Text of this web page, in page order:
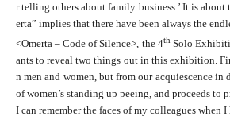
r telling others about family business.’ It is
erta” implies that there have been always the
<Omerta – Code of Silence>, the 4thSolo
ants to reveal two things out in this exhibition.
n men and women, but from our acquiescence
of women’s standing up peeing, and proceeds
I can remember the faces of my colleagues